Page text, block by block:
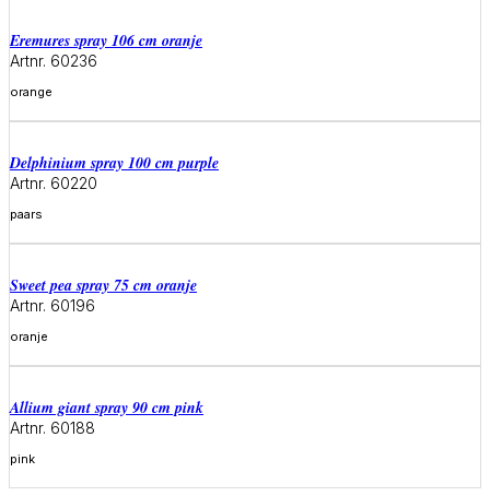
eremures spray 106 cm oranje
Artnr. 60236
orange
Meer informatie
delphinium spray 100 cm purple
Artnr. 60220
paars
Meer informatie
sweet pea spray 75 cm oranje
Artnr. 60196
oranje
Meer informatie
allium giant spray 90 cm pink
Artnr. 60188
pink
Meer informatie